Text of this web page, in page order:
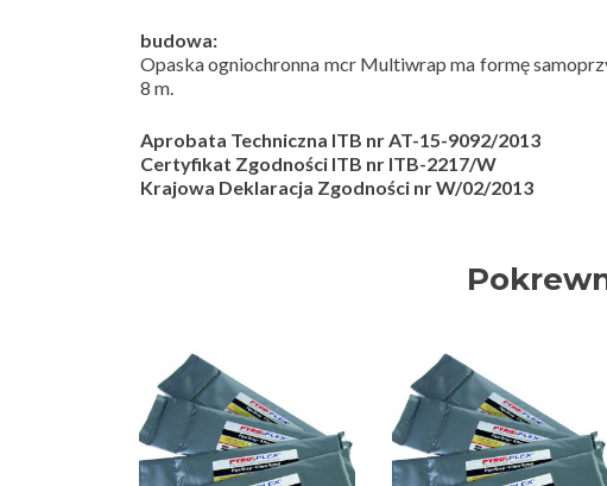
budowa:
Opaska ogniochronna mcr Multiwrap ma formę
8 m.
Aprobata Techniczna ITB nr AT-15-9092/2013
Certyfikat Zgodności ITB nr ITB-2217/W
Krajowa Deklaracja Zgodności nr W/02/2013